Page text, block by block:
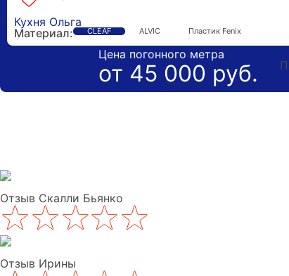
Кухня Ольга
Материал:
CLEAF ALVIC Пластик Fenix
Цена погонного метра
от 45 000 руб.
Отзыв Скалли Бьянко
Отзыв Ирины